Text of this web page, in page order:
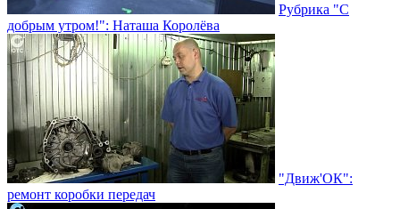
Рубрика "С
добрым утром!": Наташа Королёва
"Движ'ОК":
ремонт коробки передач